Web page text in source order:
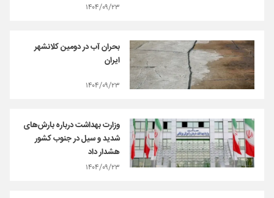
۱۴۰۴/۰۹/۲۳
بحران آب در دومین کلانشهر
ایران
۱۴۰۴/۰۹/۲۳
وزارت بهداشت درباره بارش‌های
شدید و سیل در جنوب کشور
هشدار داد
۱۴۰۴/۰۹/۲۳